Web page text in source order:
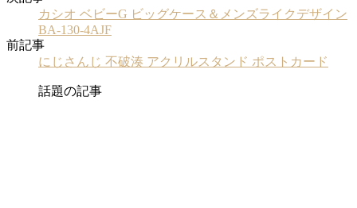
カシオ ベビーG ビッグケース＆メンズライクデザイン
BA-130-4AJF
前記事
にじさんじ 不破湊 アクリルスタンド ポストカード
話題の記事